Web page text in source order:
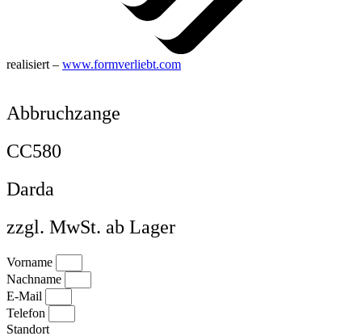
realisiert – www.formverliebt.com
Abbruchzange
CC580
Darda
zzgl. MwSt. ab Lager
Vorname
Nachname
E-Mail
Telefon
Standort